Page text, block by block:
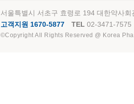
서울특별시 서초구 효령로 194 대한약사
고객지원 1670-5877
TEL 02-3471-7575
©Copyright All Rights Reserved @ Korea